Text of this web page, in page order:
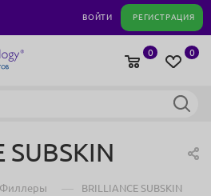
ВОЙТИ РЕГИСТРАЦИЯ
0
0
SUBSKIN
Филлеры — BRILLIANCE SUBSKIN